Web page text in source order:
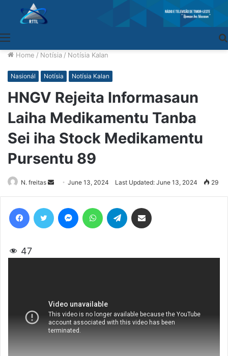
Home / Notísia / Notísia Kalan
Nasionál Notísia Notísia Kalan
HNGV Rejeita Informasaun
Laiha Medikamentu Tanba
Sei iha Stock Medikamentu
Pursentu 89
N. freitas
Send
an
email
June 13, 2024 Last Updated: June 13, 2024 29
47